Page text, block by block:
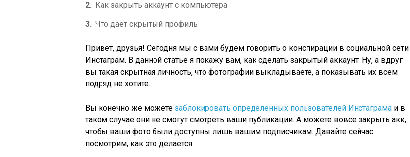
2
Как закрыть аккаунт с компьютера
3 Что дает скрытый профиль
Привет, друзья! Сегодня мы с вами будем говорить о конспирации в социальной сети
Инстаграм. В данной статье я покажу вам, как сделать закрытый аккаунт. Ну, а вдруг
вы такая скрытная личность, что фотографии выкладываете, а показывать их всем
подряд не хотите.
Вы конечно же можете заблокировать определенных пользователей Инстаграма и в
таком случае они не смогут смотреть ваши публикации. А можете вовсе закрыть акк,
чтобы ваши фото были доступны лишь вашим подписчикам. Давайте сейчас
посмотрим, как это делается.